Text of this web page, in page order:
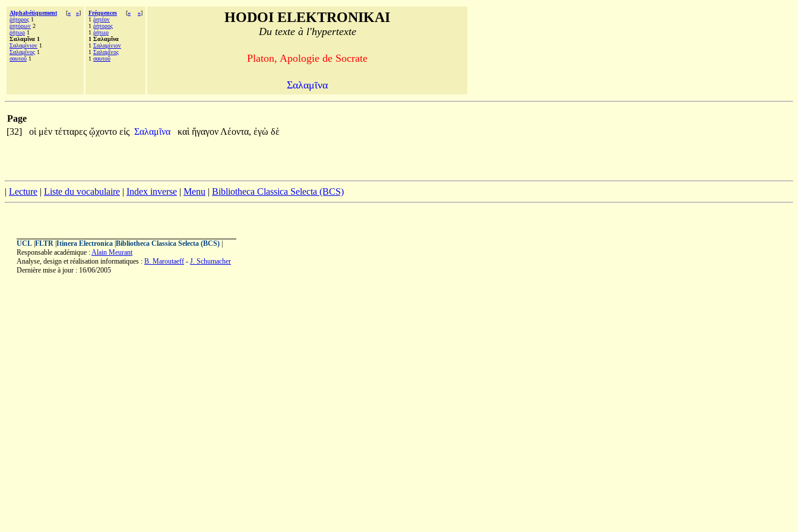
Alphabétiquement [« »]
ῥήτορος 1
ῥητόρων 2
ῥήτωρ 1
Σαλαμῖνα 1
Σαλαμίνιον 1
Σαλαμῖνος 1
σαυτοῦ 1
Fréquences [« »]
1 ῥητέον
1 ῥήτορος
1 ῥήτωρ
1 Σαλαμῖνα
1 Σαλαμίνιον
1 Σαλαμῖνος
1 σαυτοῦ
HODOI ELEKTRONIKAI
Du texte à l'hypertexte
Platon, Apologie de Socrate
Σαλαμῖνα
Page
[32]
οἱ μὲν τέτταρες ᾤχοντο εἰς Σαλαμῖνα καὶ ἤγαγον Λέοντα, ἐγὼ δὲ
| Lecture | Liste du vocabulaire | Index inverse | Menu | Bibliotheca Classica Selecta (BCS)
UCL FLTR Itinera Electronica Bibliotheca Classica Selecta (BCS)
Responsable académique :Alain Meurant
Analyse, design et réalisation informatiques : B. Maroutaeff - J. Schumacher
Dernière mise à jour : 16/06/2005